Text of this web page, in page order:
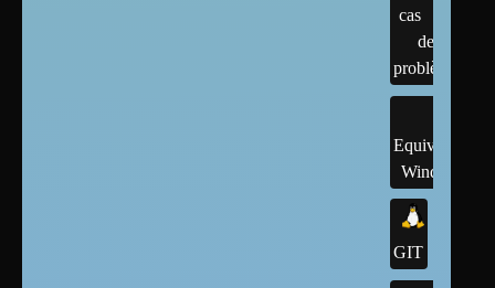
cas
de
problème
Equivalents
Windows
GIT